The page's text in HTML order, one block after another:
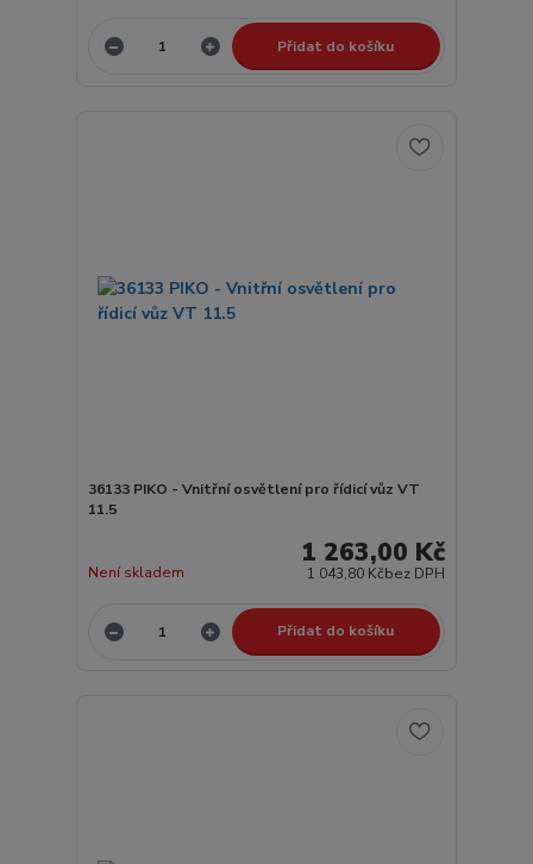
Přidat do košíku
36133 PIKO - Vnitřní osvětlení pro řídicí vůz VT
11.5
1 263,00 Kč
1 043,80 Kčbez DPH
Není skladem
Přidat do košíku